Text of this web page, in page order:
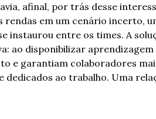
afinal, por trás desse
rendas em um cenário incerto,
instaurou entre os times. A
ao disponibilizar
e garantiam colaboradores
ao trabalho. Uma